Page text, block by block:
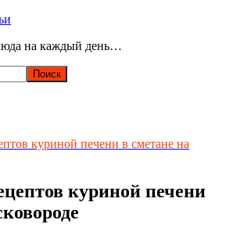
на каждый день…
куриной печени в сметане на
куриной печени